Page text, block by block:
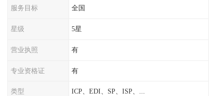
服务目标 全国
星级 5星
营业执照 有
专业资格证 有
类型 ICP、EDI、SP、ISP、...